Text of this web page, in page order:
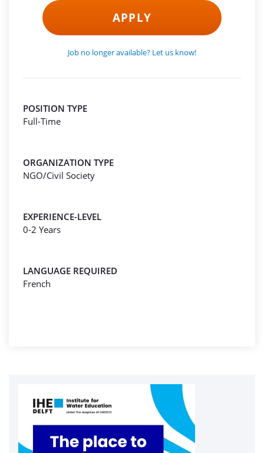
APPLY
Job no longer available? Let us know!
POSITION TYPE
Full-Time
ORGANIZATION TYPE
NGO/Civil Society
EXPERIENCE-LEVEL
0-2 Years
LANGUAGE REQUIRED
French